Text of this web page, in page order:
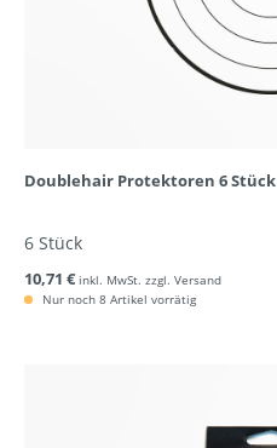
Doublehair Protektoren 6 Stück
6 Stück
10,71 € inkl. MwSt. zzgl. Versand
Nur noch 8 Artikel vorrätig